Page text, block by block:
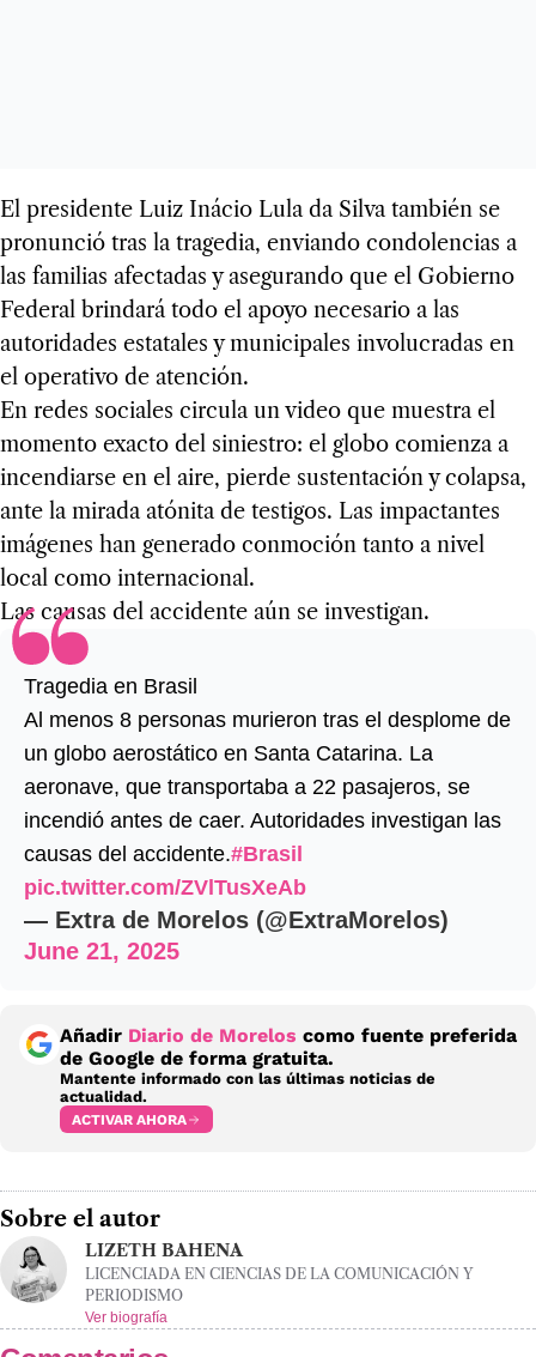
El presidente Luiz Inácio Lula da Silva también se
pronunció tras la tragedia, enviando condolencias a
las familias afectadas y asegurando que el Gobierno
Federal brindará todo el apoyo necesario a las
autoridades estatales y municipales involucradas en
el operativo de atención.
En redes sociales circula un video que muestra el
momento exacto del siniestro: el globo comienza a
incendiarse en el aire, pierde sustentación y colapsa,
ante la mirada atónita de testigos. Las impactantes
imágenes han generado conmoción tanto a nivel
local como internacional.
Las causas del accidente aún se investigan.
Tragedia en Brasil
Al menos 8 personas murieron tras el desplome de
un globo aerostático en Santa Catarina. La
aeronave, que transportaba a 22 pasajeros, se
incendió antes de caer. Autoridades investigan las
causas del accidente.#Brasil
pic.twitter.com/ZVlTusXeAb
— Extra de Morelos (@ExtraMorelos)
June 21, 2025
Añadir Diario de Morelos como fuente preferida
de Google de forma gratuita.
Mantente informado con las últimas noticias de
actualidad.
ACTIVAR AHORA
Sobre el autor
LIZETH BAHENA
LICENCIADA EN CIENCIAS DE LA COMUNICACIÓN Y
PERIODISMO
Ver biografía